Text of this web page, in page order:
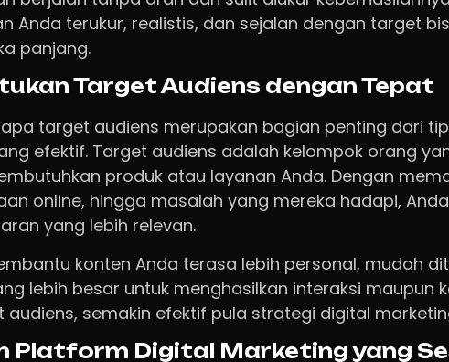
Anda terukur, realistis, dan sejalan dengan target
panjang.
Target Audiens dengan Tepat
target audiens merupakan bagian penting dari
efektif. Target audiens adalah kelompok orang
produk atau layanan Anda. Dengan
online, hingga masalah yang mereka hadapi,
yang lebih relevan.
konten Anda terasa lebih personal, mudah
lebih besar untuk menghasilkan interaksi maupun
audiens, semakin efektif pula strategi digital
Platform Digital Marketing yang